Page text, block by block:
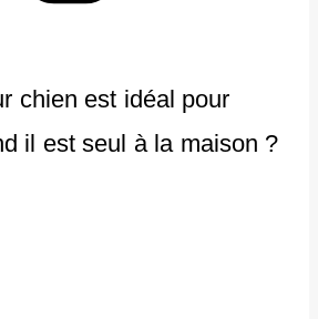
chien est idéal pour
il est seul à la maison ?